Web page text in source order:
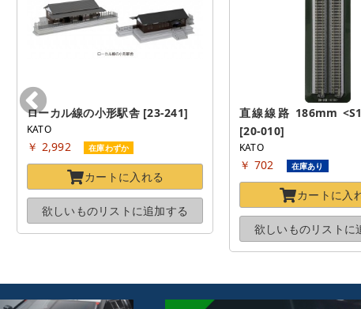
ローカル線の小形駅舎 [23-241]
KATO
￥ 2,992 在庫わずか
カートに入れる
欲しいものリストに追加する
直線線路 186mm
[20-010]
KATO
￥ 702 在庫あり
カートに入
欲しいものリストに